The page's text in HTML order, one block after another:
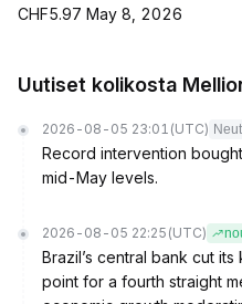
CHF5.97 May 8, 2026
Uutiset kolikosta
2026-08-05 23:01 (UTC)
Record intervention
mid-May levels.
2026-08-05 22:25 (UTC)
Brazil’s central bank cut
point for a fourth straight